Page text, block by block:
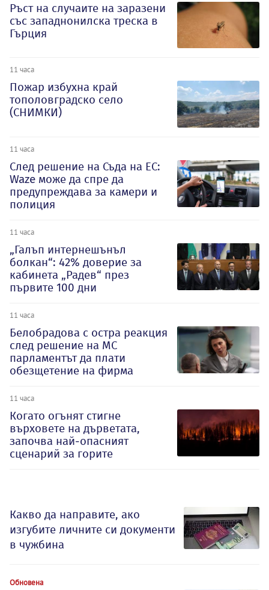
Ръст на случаите на заразени
със западнонилска треска в
Гърция
11 часа
Пожар избухна край
тополовградско село
(СНИМКИ)
11 часа
След решение на Съда на ЕС:
Waze може да спре да
предупреждава за камери и
полиция
11 часа
„Галъп интернешънъл
болкан“: 42% доверие за
кабинета „Радев“ през
първите 100 дни
11 часа
Белобрадова с остра реакция
след решение на МС
парламентът да плати
обезщетение на фирма
11 часа
Когато огънят стигне
върховете на дърветата,
започва най-опасният
сценарий за горите
Какво да направите, ако
изгубите личните си документи
в чужбина
Обновена